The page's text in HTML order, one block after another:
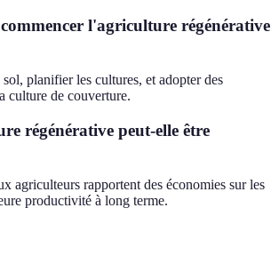
l'agriculture régénérative
planifier les cultures, et adopter des
culture de couverture.
régénérative peut-elle être
agriculteurs rapportent des économies sur les
productivité à long terme.